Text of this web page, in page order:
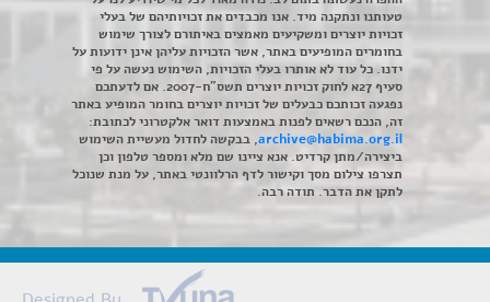
טעותנו ונתקנה מיד. אנו מכבדים את זכויותיהם של בעלי
זכויות יוצרים ומשקיעים מאמצים באיתורם לצורך שימוש
בחומרים המופיעים באתר, אשר הזכויות עליהן אינן ידועות על
ידנו. כל עוד לא אותרו בעלי הזכויות, השימוש נעשה על פי
סעיף 27א לחוק זכויות יוצרים תשס"ח-2007. אם לדעתכם
נפגעה זכותכם כבעלים של זכויות יוצרים בחומר המופיע באתר
זה, הנכם רשאים לפנות באמצעות דואר אלקטרוני לכתובת:
archive@habima.org.il, בבקשה לחדול מעשיית השימוש
ביצירה/מתן קרדיט. אנא ציינו שם מלא ומספר טלפון וכן
תצרפו צילום מסך וקישור לדף הרלוונטי באתר, על מנת שנוכל
לתקן את הדבר. תודה רבה.